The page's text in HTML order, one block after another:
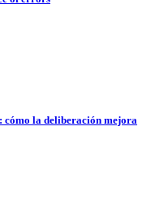
cómo la deliberación mejora